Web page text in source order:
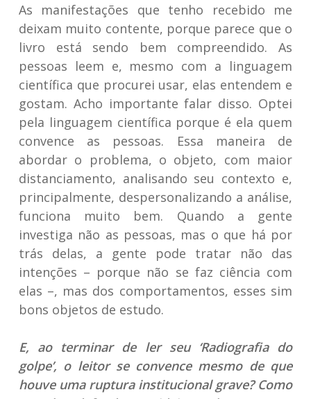
As manifestações que tenho recebido me
deixam muito contente, porque parece que o
livro está sendo bem compreendido. As
pessoas leem e, mesmo com a linguagem
científica que procurei usar, elas entendem e
gostam. Acho importante falar disso. Optei
pela linguagem científica porque é ela quem
convence as pessoas. Essa maneira de
abordar o problema, o objeto, com maior
distanciamento, analisando seu contexto e,
principalmente, despersonalizando a análise,
funciona muito bem. Quando a gente
investiga não as pessoas, mas o que há por
trás delas, a gente pode tratar não das
intenções – porque não se faz ciência com
elas –, mas dos comportamentos, esses sim
bons objetos de estudo.
E, ao terminar de ler seu ‘Radiografia do
golpe’, o leitor se convence mesmo de que
houve uma ruptura institucional grave? Como